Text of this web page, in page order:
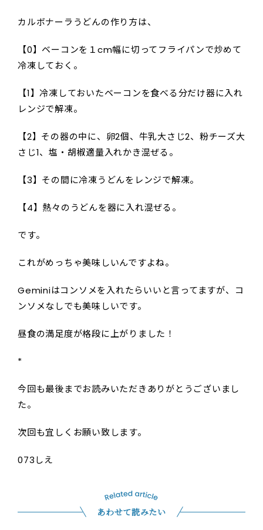
カルボナーラうどんの作り方は、
【0】ベーコンを１cm幅に切ってフライパンで炒めて
冷凍しておく。
【1】冷凍しておいたベーコンを食べる分だけ器に入れ
レンジで解凍。
【2】その器の中に、卵2個、牛乳大さじ2、粉チーズ大
さじ1、塩・胡椒適量入れかき混ぜる。
【3】その間に冷凍うどんをレンジで解凍。
【4】熱々のうどんを器に入れ混ぜる。
です。
これがめっちゃ美味しいんですよね。
Geminiはコンソメを入れたらいいと言ってますが、コ
ンソメなしでも美味しいです。
昼食の満足度が格段に上がりました！
*
今回も最後までお読みいただきありがとうございまし
た。
次回も宜しくお願い致します。
073しえ
あわせて読みたい